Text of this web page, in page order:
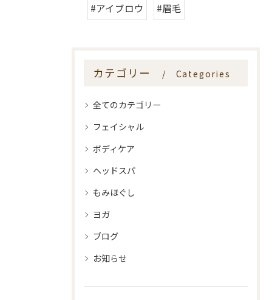
#アイブロウ #眉毛
カテゴリー Categories
全てのカテゴリー
フェイシャル
ボディケア
ヘッドスパ
もみほぐし
ヨガ
ブログ
お知らせ